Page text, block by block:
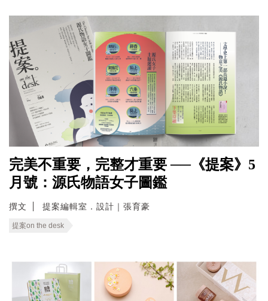
完美不重要，完整才重要 ──《提案》5
月號：源氏物語女子圖鑑
撰文 提案編輯室．設計｜張育豪
提案on the desk